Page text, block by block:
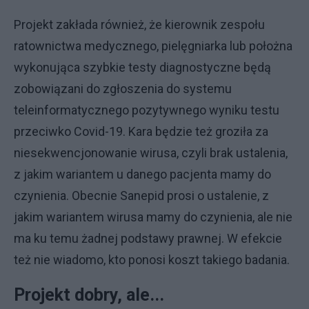
Projekt zakłada również, że kierownik zespołu
ratownictwa medycznego, pielęgniarka lub położna
wykonująca szybkie testy diagnostyczne będą
zobowiązani do zgłoszenia do systemu
teleinformatycznego pozytywnego wyniku testu
przeciwko Covid-19. Kara będzie też groziła za
niesekwencjonowanie wirusa, czyli brak ustalenia,
z jakim wariantem u danego pacjenta mamy do
czynienia. Obecnie Sanepid prosi o ustalenie, z
jakim wariantem wirusa mamy do czynienia, ale nie
ma ku temu żadnej podstawy prawnej. W efekcie
też nie wiadomo, kto ponosi koszt takiego badania.
Projekt dobry, ale...